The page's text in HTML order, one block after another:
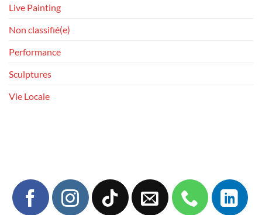
Live Painting
Non classifié(e)
Performance
Sculptures
Vie Locale